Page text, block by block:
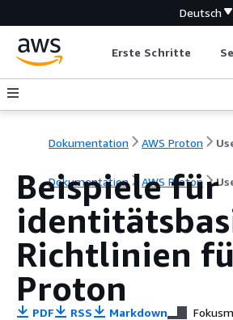
Deutsch
Erste Schritte
Dokumentation AWS Proton
Dokumentation AWS Proton
Beispiele für
Richtlinien
Proton
PDF RSS Markdown